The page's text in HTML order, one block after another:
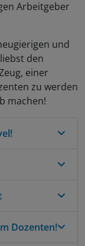
Arbeitgeber
und
den
einer
zu werden
machen!
drei
kannstdass
Gäste
Dozenten!